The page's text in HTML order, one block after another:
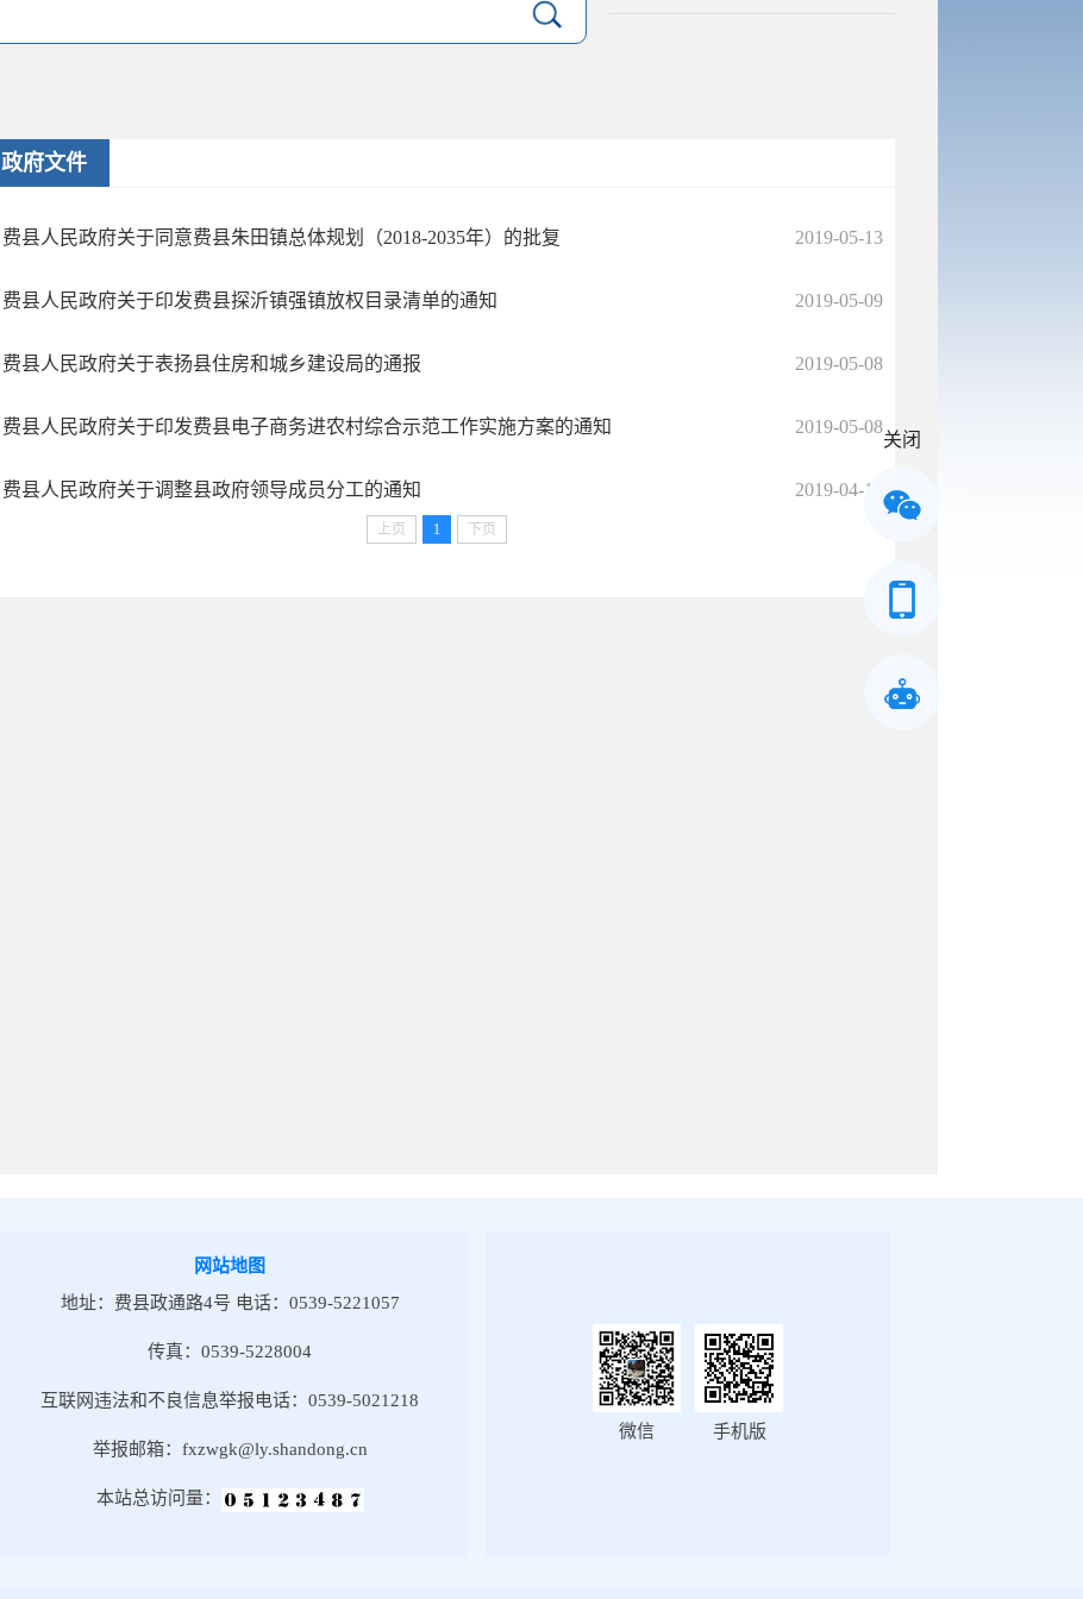
政府文件
费县人民政府关于同意费县朱田镇总体规划（2018-2035年）的批复 2019-05-13
费县人民政府关于印发费县探沂镇强镇放权目录清单的通知 2019-05-09
费县人民政府关于表扬县住房和城乡建设局的通报 2019-05-08
费县人民政府关于印发费县电子商务进农村综合示范工作实施方案的通知 2019-05-08
费县人民政府关于调整县政府领导成员分工的通知 2019-04-13
上页 1 下页
网站地图
地址：费县政通路4号 电话：0539-5221057
传真：0539-5228004
互联网违法和不良信息举报电话：0539-5021218
举报邮箱：fxzwgk@ly.shandong.cn
本站总访问量：
微信 手机版
关闭